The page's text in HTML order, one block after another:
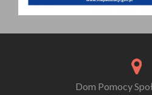
Dom Pomocy